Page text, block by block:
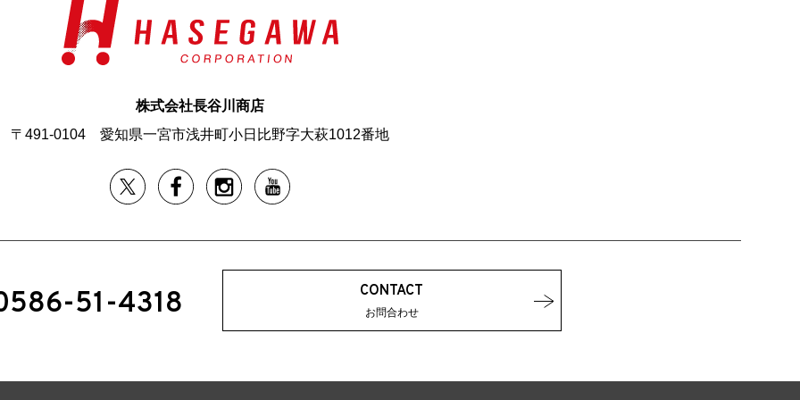
株式会社長谷川商店
〒491-0104 愛知県一宮市浅井町小日比野字大萩1012番地
51-4318 CONTACT
お問合わせ